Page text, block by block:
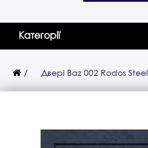
Категорії
Двері Baz 002 Rodos Steel